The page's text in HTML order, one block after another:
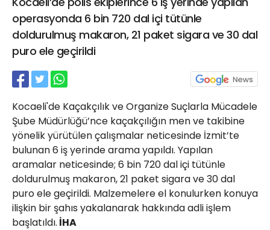
operasyonda 6 bin 720 dal içi tütünle
doldurulmuş makaron, 21 paket sigara ve 30 dal
puro ele geçirildi
Kocaeli'de Kaçakçılık ve Organize Suçlarla Mücadele
Şube Müdürlüğü’nce kaçakçılığın men ve takibine
yönelik yürütülen çalışmalar neticesinde İzmit’te
bulunan 6 iş yerinde arama yapıldı. Yapılan
aramalar neticesinde; 6 bin 720 dal içi tütünle
doldurulmuş makaron, 21 paket sigara ve 30 dal
puro ele geçirildi. Malzemelere el konulurken konuya
ilişkin bir şahıs yakalanarak hakkında adli işlem
başlatıldı. İHA
21 Gölcük
02624132333